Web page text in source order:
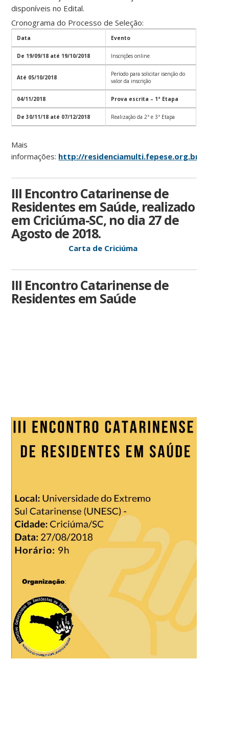
disponíveis no Edital.
Cronograma do Processo de Seleção:
Data Evento
De 19/09/18 até 19/10/2018 Inscrições online
Até 05/10/2018
Período para solicitar isenção do
valor da inscrição
04/11/2018 Prova escrita – 1ª Etapa
De 30/11/18 até 07/12/2018 Realização da 2ª e 3ª Etapa
Mais
informações: http://residenciamulti.fepese.org.br
III Encontro Catarinense de
Residentes em Saúde, realizado
em Criciúma-SC, no dia 27 de
Agosto de 2018.
Carta de Criciúma
III Encontro Catarinense de
Residentes em Saúde